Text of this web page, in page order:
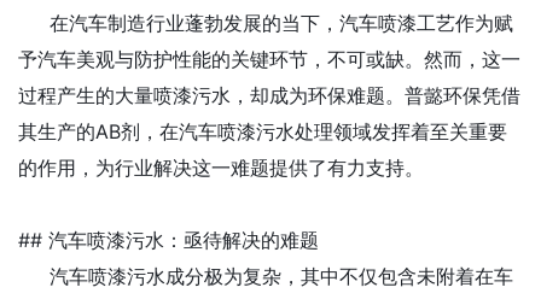
在汽车制造行业蓬勃发展的当下，汽车喷漆工艺作为赋
予汽车美观与防护性能的关键环节，不可或缺。然而，这一
过程产生的大量喷漆污水，却成为环保难题。普懿环保凭借
其生产的AB剂，在汽车喷漆污水处理领域发挥着至关重要
的作用，为行业解决这一难题提供了有力支持。
## 汽车喷漆污水：亟待解决的难题
汽车喷漆污水成分极为复杂，其中不仅包含未附着在车